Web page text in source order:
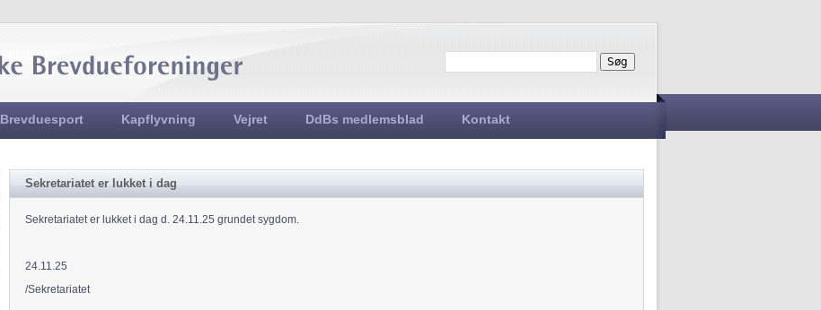
Søgefelt
Søg
Brevduesport Kapflyvning Vejret DdBs medlemsblad Kontakt
Sekretariatet er lukket i dag
Sekretariatet er lukket i dag d. 24.11.25 grundet sygdom.
24.11.25
/Sekretariatet